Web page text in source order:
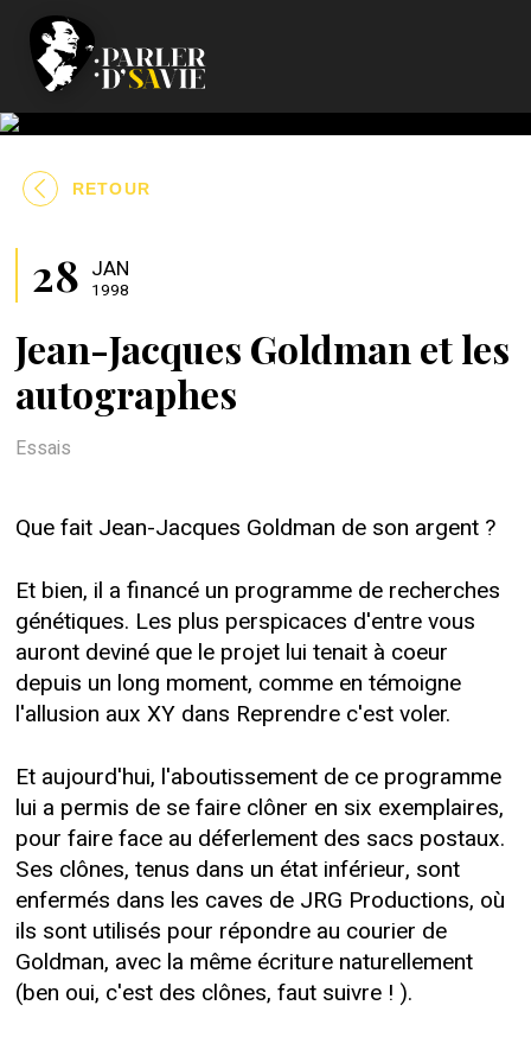
RETOUR
Jean-Jacques Goldman et les
autographes
28 JAN
1998
Essais
Que fait Jean-Jacques Goldman de son argent ?
Et bien, il a financé un programme de recherches
génétiques. Les plus perspicaces d'entre vous
auront deviné que le projet lui tenait à coeur
depuis un long moment, comme en témoigne
l'allusion aux XY dans Reprendre c'est voler.
Et aujourd'hui, l'aboutissement de ce programme
lui a permis de se faire clôner en six exemplaires,
pour faire face au déferlement des sacs postaux.
Ses clônes, tenus dans un état inférieur, sont
enfermés dans les caves de JRG Productions, où
ils sont utilisés pour répondre au courier de
Goldman, avec la même écriture naturellement
(ben oui, c'est des clônes, faut suivre ! ).